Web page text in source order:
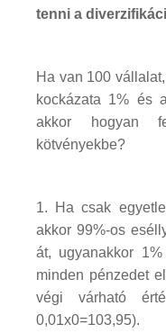
tenni a
Ha van 100
kockázata 1% és
akkor hogyan
kötvényekbe?
1. Ha csak
akkor 99%-os
át, ugyanakkor
minden pénzedet
végi várható
0,01x0=103,95).